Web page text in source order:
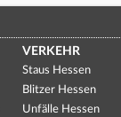
VERKEHR
Staus Hessen
Blitzer Hessen
Unfälle Hessen